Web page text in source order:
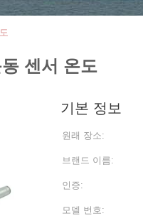
센서 온도
기본 정보
원래 장소:
브랜드 이름:
인증:
모델 번호: